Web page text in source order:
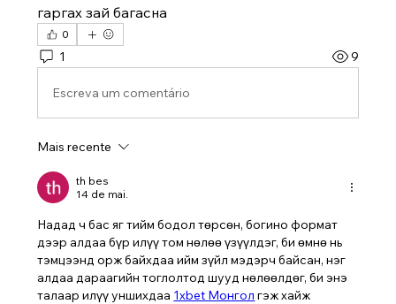
гаргах зай багасна
0
1 9
Escreva um comentário
Mais recente
th bes
14 de mai.
Надад ч бас яг тийм бодол төрсөн, богино формат
дээр алдаа бүр илүү том нөлөө үзүүлдэг, би өмнө нь
тэмцээнд орж байхдаа ийм зүйл мэдэрч байсан, нэг
алдаа дараагийн тоглолтод шууд нөлөөлдөг, би энэ
талаар илүү уншихдаа 1xbet Монгол гэж хайж